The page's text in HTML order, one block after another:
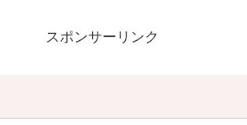
スポンサーリンク